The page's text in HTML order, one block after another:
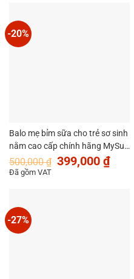
-20%
Balo mẹ bỉm sữa cho trẻ sơ sinh
nằm cao cấp chính hãng MySun
Nest
500,000₫ Giá
gốc
399,000 ₫Giá
hiện
Đã gồm VAT
-27%